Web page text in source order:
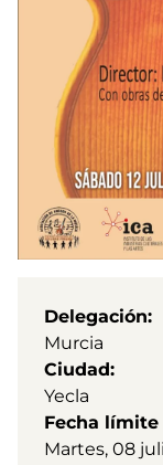
Delegación
Murcia
Ciudad
Yecla
Fecha
Martes, 08